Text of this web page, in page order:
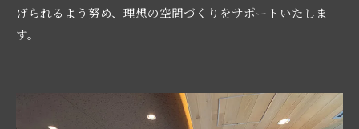
げられるよう努め、理想の空間づくりをサポートいたしま
す。